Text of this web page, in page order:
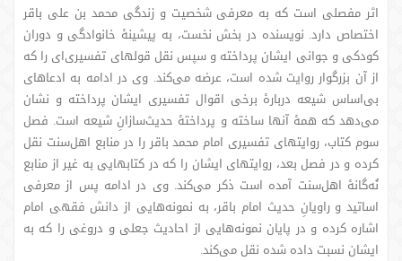
اثر مفصلی است که به معرفی شخصیت و زندگی محمد بن علی باقر
اختصاص دارد. نویسنده در بخش نخست، به پیشینۀ خانوادگی و دوران
کودکی و جوانی ایشان پرداخته و سپس نقل قولهای تفسیری‌ای را که
از آن بزرگوار روایت شده است، عرضه می‌کند. وی در ادامه به ادعاهای
بی‌اساس شیعه دربارۀ برخی اقوال تفسیری ایشان پرداخته و نشان
می‌دهد که همۀ آنها ساخته و پرداختۀ حدیث‌سازانِ شیعه است. فصل
سوم کتاب، روایتهای تفسیری امام محمد باقر را در منابع اهل‌سنت نقل
کرده و در فصل بعد، روایتهای ایشان را که در کتابهایی به غیر از منابع
نُه‌گانۀ اهل‌سنت آمده است ذکر می‌کند. وی در ادامه پس از معرفی
اساتید و راویانِ حدیث امام باقر، به نمونه‌هایی از دانش فقهی امام
اشاره کرده و در پایان نمونه‌هایی از احادیث جعلی و دروغی را که به
ایشان نسبت داده شده نقل می‌کند.